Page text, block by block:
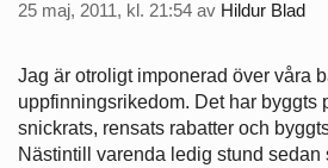
25 maj, 2011, kl. 21:54 av Hildur Blad
Jag är otroligt imponerad över våra
uppfinningsrikedom. Det har byggts
snickrats, rensats rabatter och
Nästintill varenda ledig stund sedan